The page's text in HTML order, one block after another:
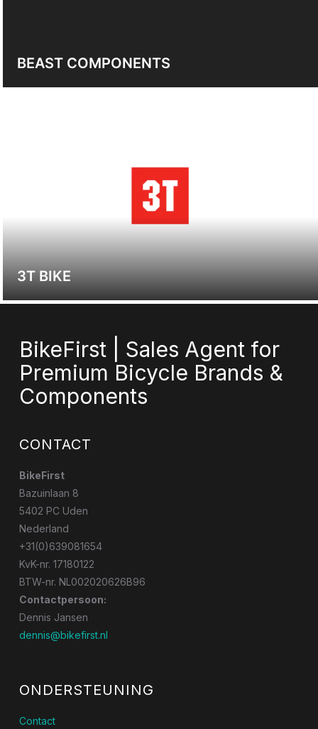
BEAST COMPONENTS
3T BIKE
BikeFirst | Sales Agent for
Premium Bicycle Brands &
Components
CONTACT
BikeFirst
Bazuinlaan 8
5402 PC Uden
Nederland
+31(0)639081654
KvK-nr. 17180122
BTW-nr. NL002020626B96
Contactpersoon:
Dennis Jansen
dennis@bikefirst.nl
ONDERSTEUNING
Contact